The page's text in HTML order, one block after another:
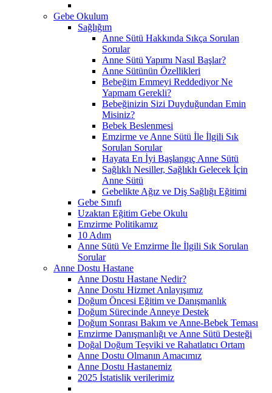
Gebe Okulum
Sağlığım
Anne Sütü Hakkında Sıkça Sorulan
Sorular
Anne Sütü Yapımı Nasıl Başlar?
Anne Sütünün Özellikleri
Bebeğim Emmeyi Reddediyor Ne
Yapmam Gerekli?
Bebeğinizin Sizi Duyduğundan Emin
Misiniz?
Bebek Beslenmesi
Emzirme ve Anne Sütü İle İlgili Sık
Sorulan Sorular
Hayata En İyi Başlangıç Anne Sütü
Sağlıklı Nesiller, Sağlıklı Gelecek İçin
Anne Sütü
Gebelikte Ağız ve Diş Sağlığı Eğitimi
Gebe Sınıfı
Uzaktan Eğitim Gebe Okulu
Emzirme Politikamız
10 Adım
Anne Sütü Ve Emzirme İle İlgili Sık Sorulan
Sorular
Anne Dostu Hastane
Anne Dostu Hastane Nedir?
Anne Dostu Hizmet Anlayışımız
Doğum Öncesi Eğitim ve Danışmanlık
Doğum Sürecinde Anneye Destek
Doğum Sonrası Bakım ve Anne-Bebek Teması
Emzirme Danışmanlığı ve Anne Sütü Desteği
Doğal Doğum Teşviki ve Rahatlatıcı Ortam
Anne Dostu Olmanın Amacımız
Anne Dostu Hastanemiz
2025 İstatislik verilerimiz